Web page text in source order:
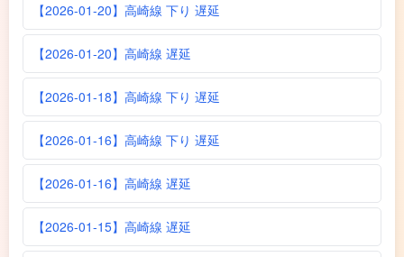
【2026-01-20】高崎線 下り 遅延
【2026-01-20】高崎線 遅延
【2026-01-18】高崎線 下り 遅延
【2026-01-16】高崎線 下り 遅延
【2026-01-16】高崎線 遅延
【2026-01-15】高崎線 遅延